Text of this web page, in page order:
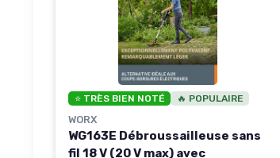
⭐ TRÈS BIEN NOTÉ 🔥 POPULAIRE
WORX
WG163E Débroussailleuse sans
fil 18 V (20 V max) avec